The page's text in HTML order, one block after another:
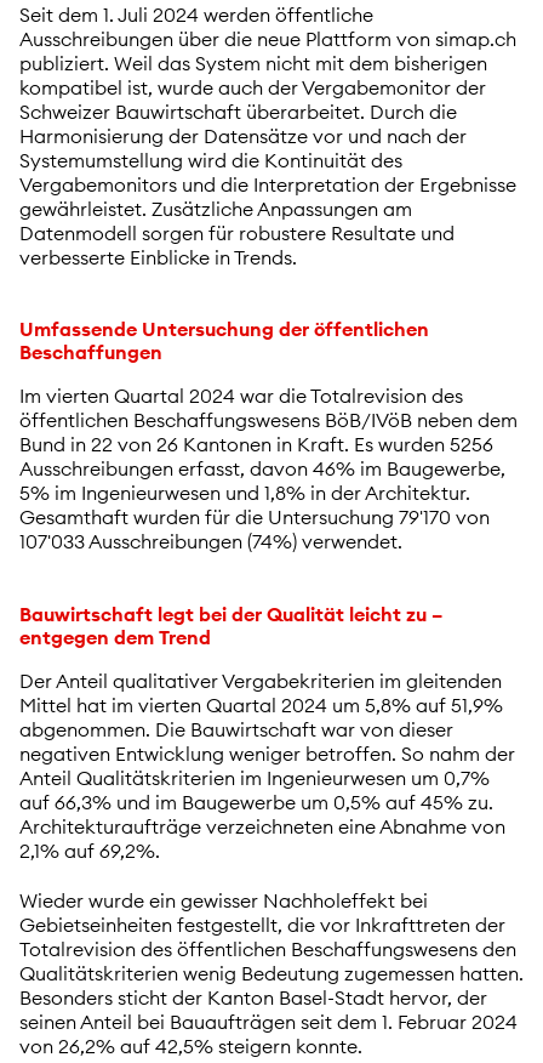
Seit dem 1. Juli 2024 werden öffentliche
Ausschreibungen über die neue Plattform von simap.ch
publiziert. Weil das System nicht mit dem bisherigen
kompatibel ist, wurde auch der Vergabemonitor der
Schweizer Bauwirtschaft überarbeitet. Durch die
Harmonisierung der Datensätze vor und nach der
Systemumstellung wird die Kontinuität des
Vergabemonitors und die Interpretation der Ergebnisse
gewährleistet. Zusätzliche Anpassungen am
Datenmodell sorgen für robustere Resultate und
verbesserte Einblicke in Trends.
Umfassende Untersuchung der öffentlichen
Beschaffungen
Im vierten Quartal 2024 war die Totalrevision des
öffentlichen Beschaffungswesens BöB/IVöB neben dem
Bund in 22 von 26 Kantonen in Kraft. Es wurden 5256
Ausschreibungen erfasst, davon 46% im Baugewerbe,
5% im Ingenieurwesen und 1,8% in der Architektur.
Gesamthaft wurden für die Untersuchung 79'170 von
107'033 Ausschreibungen (74%) verwendet.
Bauwirtschaft legt bei der Qualität leicht zu –
entgegen dem Trend
Der Anteil qualitativer Vergabekriterien im gleitenden
Mittel hat im vierten Quartal 2024 um 5,8% auf 51,9%
abgenommen. Die Bauwirtschaft war von dieser
negativen Entwicklung weniger betroffen. So nahm der
Anteil Qualitätskriterien im Ingenieurwesen um 0,7%
auf 66,3% und im Baugewerbe um 0,5% auf 45% zu.
Architekturaufträge verzeichneten eine Abnahme von
2,1% auf 69,2%.
Wieder wurde ein gewisser Nachholeffekt bei
Gebietseinheiten festgestellt, die vor Inkrafttreten der
Totalrevision des öffentlichen Beschaffungswesens den
Qualitätskriterien wenig Bedeutung zugemessen hatten.
Besonders sticht der Kanton Basel-Stadt hervor, der
seinen Anteil bei Bauaufträgen seit dem 1. Februar 2024
von 26,2% auf 42,5% steigern konnte.